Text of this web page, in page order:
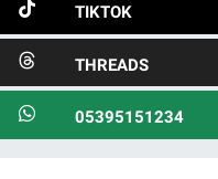
TIKTOK
THREADS
05395151234